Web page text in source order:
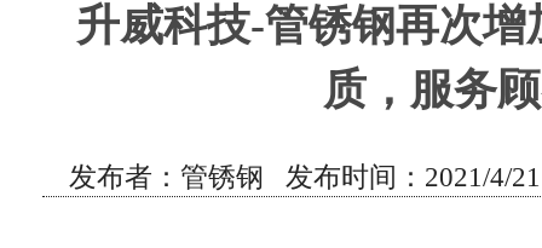
升威科技-管锈钢再次
质，服务
发布者：管锈钢 发布时间：2021/4/